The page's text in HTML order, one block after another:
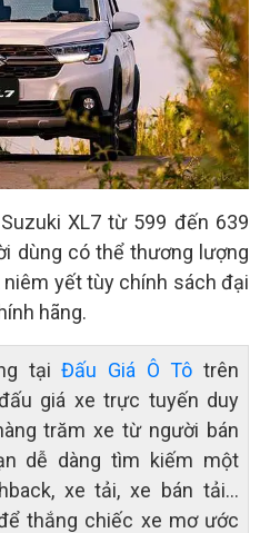
XL7 từ 599 đến 639
dùng có thể thương lượng
yết tùy chính sách đại
hãng.
tạiĐấu Giá Ô Tô trên
giá xe trực tuyến duy
trăm xe từ người bán
dễ dàng tìm kiếm một
xe tải, xe bán tải…
thắng chiếc xe mơ ước